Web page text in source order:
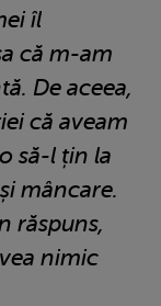
îl
că m-am
De aceea,
că aveam
să-l țin la
mâncare.
răspuns,
nimic